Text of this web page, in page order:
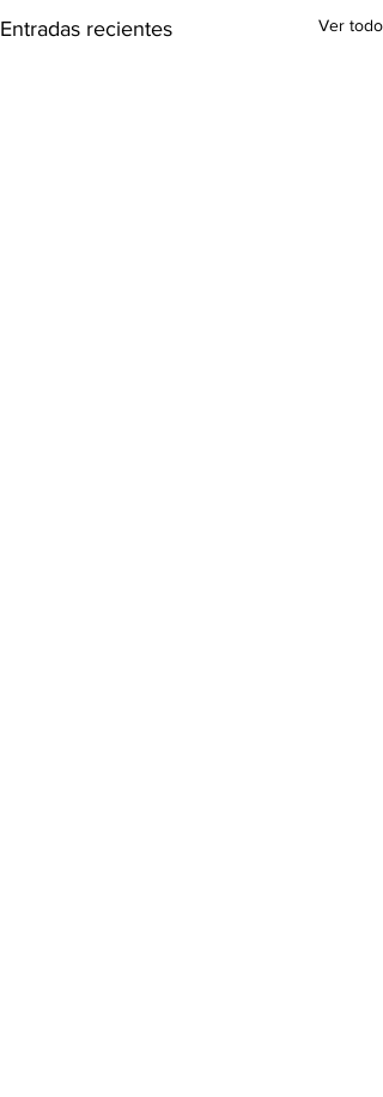
Entradas recientes Ver todo